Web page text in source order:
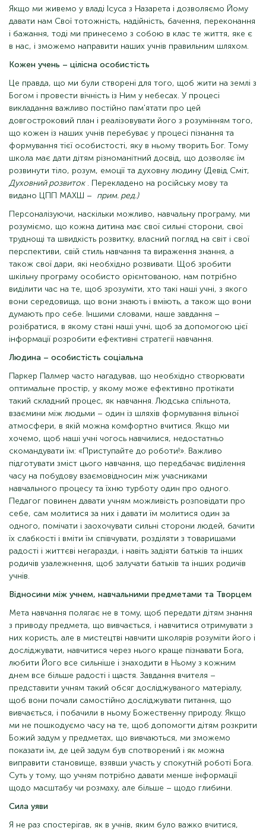
Якщо ми живемо у владі Ісуса з Назарета і дозволяємо Йому
давати нам Свої тотожність, надійність, бачення, переконання
і бажання, тоді ми принесемо з собою в клас те життя, яке є
в нас, і зможемо направити наших учнів правильним шляхом.
Кожен учень – цілісна особистість
Це правда, що ми були створені для того, щоб жити на землі з
Богом і провести вічність із Ним у небесах. У процесі
викладання важливо постійно пам'ятати про цей
довгостроковий план і реалізовувати його з розумінням того,
що кожен із наших учнів перебуває у процесі пізнання та
формування тієї особистості, яку в ньому творить Бог. Тому
школа має дати дітям різноманітний досвід, що дозволяє їм
розвинути тіло, розум, емоції та духовну людину (Девід Сміт,
Духовний розвиток. Перекладено на російську мову та
видано ЦПП МАХШ – прим. ред.)
Персоналізуючи, наскільки можливо, навчальну програму, ми
розуміємо, що кожна дитина має свої сильні сторони, свої
труднощі та швидкість розвитку, власний погляд на світ і свої
перспективи, свій стиль навчання та вираження знання, а
також свої дари, які необхідно розвивати. Щоб зробити
шкільну програму особисто орієнтованою, нам потрібно
виділити час на те, щоб зрозуміти, хто такі наші учні, з якого
вони середовища, що вони знають і вміють, а також що вони
думають про себе. Іншими словами, наше завдання –
розібратися, в якому стані наші учні, щоб за допомогою цієї
інформації розробити ефективні стратегії навчання.
Людина – особистість соціальна
Паркер Палмер часто нагадував, що необхідно створювати
оптимальне простір, у якому може ефективно протікати
такий складний процес, як навчання. Людська спільнота,
взаємини між людьми – один із шляхів формування вільної
атмосфери, в якій можна комфортно вчитися. Якщо ми
хочемо, щоб наші учні чогось навчилися, недостатньо
скомандувати їм: «Приступайте до роботи!». Важливо
підготувати зміст цього навчання, що передбачає виділення
часу на побудову взаємовідносин між учасниками
навчального процесу та їхню турботу один про одного.
Педагог повинен давати учням можливість розповідати про
себе, сам молитися за них і давати їм молитися один за
одного, помічати і заохочувати сильні сторони людей, бачити
їх слабкості і вміти їм співчувати, розділяти з товаришами
радості і життєві негаразди, і навіть задіяти батьків та інших
родичів узалежнення, щоб залучати батьків та інших родичів
учнів.
Відносини між учнем, навчальними предметами та Творцем
Мета навчання полягає не в тому, щоб передати дітям знання
з приводу предмета, що вивчається, і навчитися отримувати з
них користь, але в мистецтві навчити школярів розуміти його і
досліджувати, навчитися через нього краще пізнавати Бога,
любити Його все сильніше і знаходити в Ньому з кожним
днем ​​все більше радості і щастя. Завдання вчителя –
представити учням такий обсяг досліджуваного матеріалу,
щоб вони почали самостійно досліджувати питання, що
вивчається, і побачили в ньому Божественну природу. Якщо
ми не пошкодуємо часу на те, щоб допомогти дітям розкрити
Божий задум у предметах, що вивчаються, ми зможемо
показати їм, де цей задум був спотворений і як можна
виправити становище, взявши участь у спокутній роботі Бога.
Суть у тому, що учням потрібно давати менше інформації
щодо масштабу чи розмаху, але більше – щодо глибини.
Сила уяви
Я не раз спостерігав, як в учнів, яким було важко вчитися,